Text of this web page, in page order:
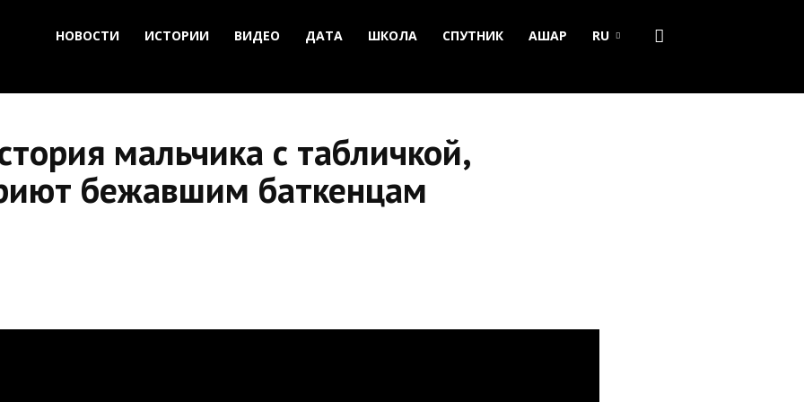
НОВОСТИ ИСТОРИИ ВИДЕО ДАТА ШКОЛА СПУТНИК АШАР RU
мальчика с табличкой,
бежавшим баткенцам